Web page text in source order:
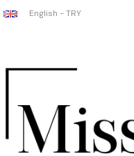
English - TRY